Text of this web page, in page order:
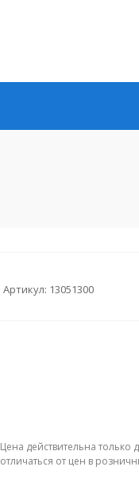
Артикул: 13051300
Цена действительна
отличаться от цен в